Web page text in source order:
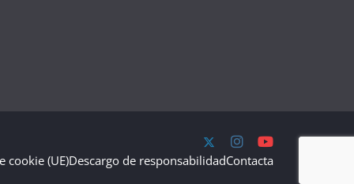
cookie (UE)Descargo de responsabilidadContacta